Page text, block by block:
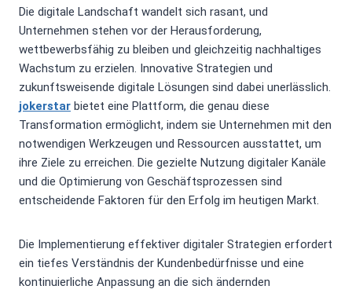
Die digitale Landschaft wandelt sich rasant, und
Unternehmen stehen vor der Herausforderung,
wettbewerbsfähig zu bleiben und gleichzeitig nachhaltiges
Wachstum zu erzielen. Innovative Strategien und
zukunftsweisende digitale Lösungen sind dabei unerlässlich.
jokerstar bietet eine Plattform, die genau diese
Transformation ermöglicht, indem sie Unternehmen mit den
notwendigen Werkzeugen und Ressourcen ausstattet, um
ihre Ziele zu erreichen. Die gezielte Nutzung digitaler Kanäle
und die Optimierung von Geschäftsprozessen sind
entscheidende Faktoren für den Erfolg im heutigen Markt.
Die Implementierung effektiver digitaler Strategien erfordert
ein tiefes Verständnis der Kundenbedürfnisse und eine
kontinuierliche Anpassung an die sich ändernden